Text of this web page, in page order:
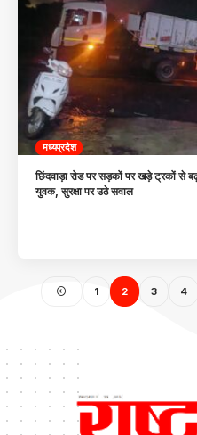
मध्यप्रदेश
छिंदवाड़ा रोड पर सड़कों पर खड़े ट्रकों से
युवक, सुरक्षा पर उठे सवाल
1 2 3 4